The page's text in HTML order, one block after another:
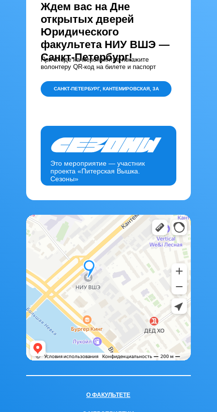
О ФАКУЛЬТЕТЕ
САНКТ-ПЕТЕРБУРГ, КАНТЕМИРОВСКАЯ, 3А
Ждем вас на Дне
открытых дверей
Юридического
факультета НИУ ВШЭ —
Санкт-Петербург!
При входе на мероприятие покажите
волонтеру QR-код на билете и паспорт
Это мероприятие — участник
проекта «Питерская Вышка.
Сезоны»